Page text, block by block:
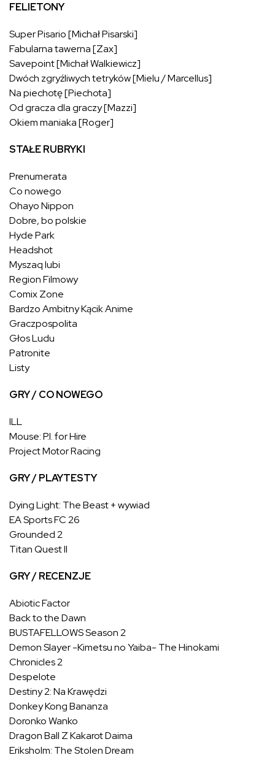
FELIETONY
Super Pisario [Michał Pisarski]
Fabularna tawerna [Zax]
Savepoint [Michał Walkiewicz]
Dwóch zgryźliwych tetryków [Mielu / Marcellus]
Na piechotę [Piechota]
Od gracza dla graczy [Mazzi]
Okiem maniaka [Roger]
STAŁE RUBRYKI
Prenumerata
Co nowego
Ohayo Nippon
Dobre, bo polskie
Hyde Park
Headshot
Myszaq lubi
Region Filmowy
Comix Zone
Bardzo Ambitny Kącik Anime
Graczpospolita
Głos Ludu
Patronite
Listy
GRY / CO NOWEGO
ILL
Mouse: P.I. for Hire
Project Motor Racing
GRY / PLAYTESTY
Dying Light: The Beast + wywiad
EA Sports FC 26
Grounded 2
Titan Quest II
GRY / RECENZJE
Abiotic Factor
Back to the Dawn
BUSTAFELLOWS Season 2
Demon Slayer -Kimetsu no Yaiba- The Hinokami
Chronicles 2
Despelote
Destiny 2: Na Krawędzi
Donkey Kong Bananza
Doronko Wanko
Dragon Ball Z Kakarot Daima
Eriksholm: The Stolen Dream